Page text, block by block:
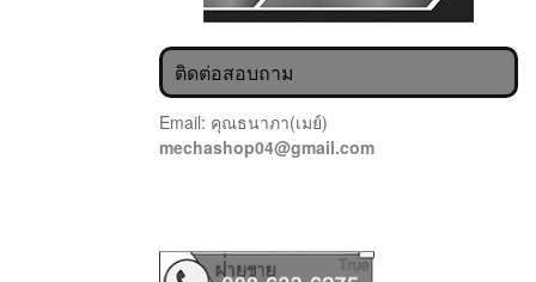
ติดต่อสอบถาม
Email: คุณธนาภา(เมย์)
mechashop04@gmail.com